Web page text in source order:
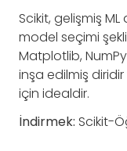
Scikit, gelişmiş
model seçimi
Matplotlib,
inşa edilmiş diridir
için idealdir.
İndirmek: Scikit-